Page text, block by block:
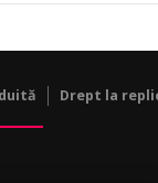
Drept la